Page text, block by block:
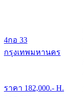
4กอ 33
กรุงเทพมหานคร
ราคา 182,000.- H.